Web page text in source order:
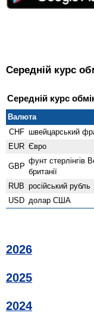
Середній курс
Середній курс
Валюта
CHF швейцарський
EUR Євро
GBP
фунт стерлінгів
британії
RUB російський рубль
USD долар США
2026
2025
2024